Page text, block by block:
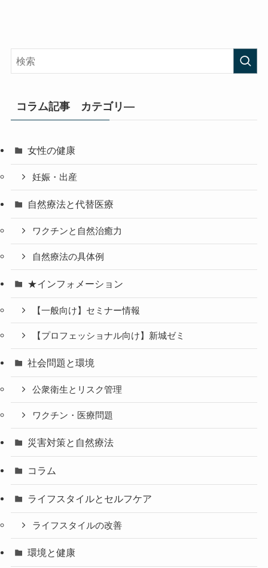
コラム記事 カテゴリ―
女性の健康
妊娠・出産
自然療法と代替医療
ワクチンと自然治癒力
自然療法の具体例
★インフォメーション
【一般向け】セミナー情報
【プロフェッショナル向け】新城ゼミ
社会問題と環境
公衆衛生とリスク管理
ワクチン・医療問題
災害対策と自然療法
コラム
ライフスタイルとセルフケア
ライフスタイルの改善
環境と健康